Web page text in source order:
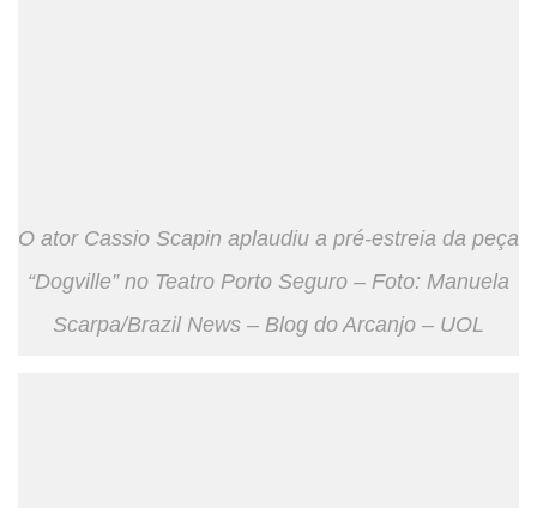
O ator Cassio Scapin aplaudiu a pré-estreia da peça
“Dogville” no Teatro Porto Seguro – Foto: Manuela
Scarpa/Brazil News – Blog do Arcanjo – UOL